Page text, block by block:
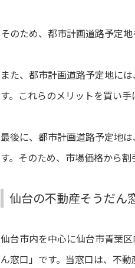
そのため、都市計画道路予定
また、都市計画道路予定地に
す。これらのメリットを買い
最後に、都市計画道路予定地
す。そのため、市場価格から
仙台の不動産そうだん
仙台市内を中心に仙台市青葉
ん窓口」です。当窓口は、不